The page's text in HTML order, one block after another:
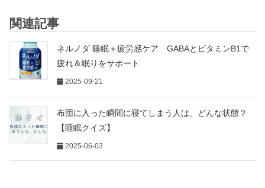
関連記事
ネルノダ 睡眠＋疲労感ケア GABAとビタミンB1で
疲れ＆眠りをサポート
2025-09-21
布団に入った瞬間に寝てしまう人は、どんな状態？
【睡眠クイズ】
2025-06-03